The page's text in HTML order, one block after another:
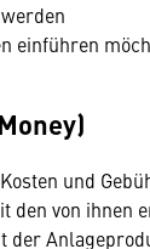
einführen
und
von ihnen
der